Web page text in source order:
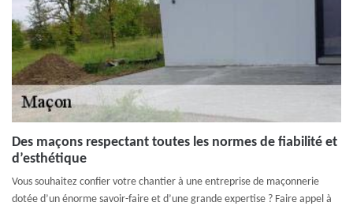
Des maçons respectant toutes les normes de fiabilité et
d’esthétique
Vous souhaitez confier votre chantier à une entreprise de maçonnerie
dotée d’un énorme savoir-faire et d’une grande expertise ? Faire appel à